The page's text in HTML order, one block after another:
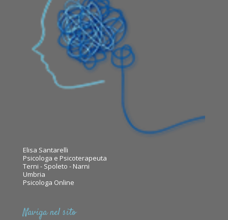
Elisa Santarelli
Psicologa e Psicoterapeuta
Terni - Spoleto - Narni
Umbria
Psicologa Online
Naviga nel sito